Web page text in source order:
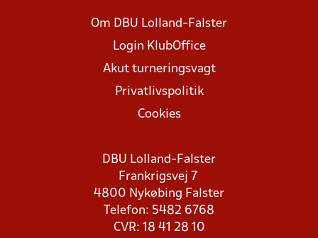
Om DBU Lolland-Falster
Login KlubOffice
Akut turneringsvagt
Privatlivspolitik
Cookies
DBU Lolland-Falster
Frankrigsvej 7
4800 Nykøbing Falster
Telefon: 5482 6768
CVR: 18 41 28 10